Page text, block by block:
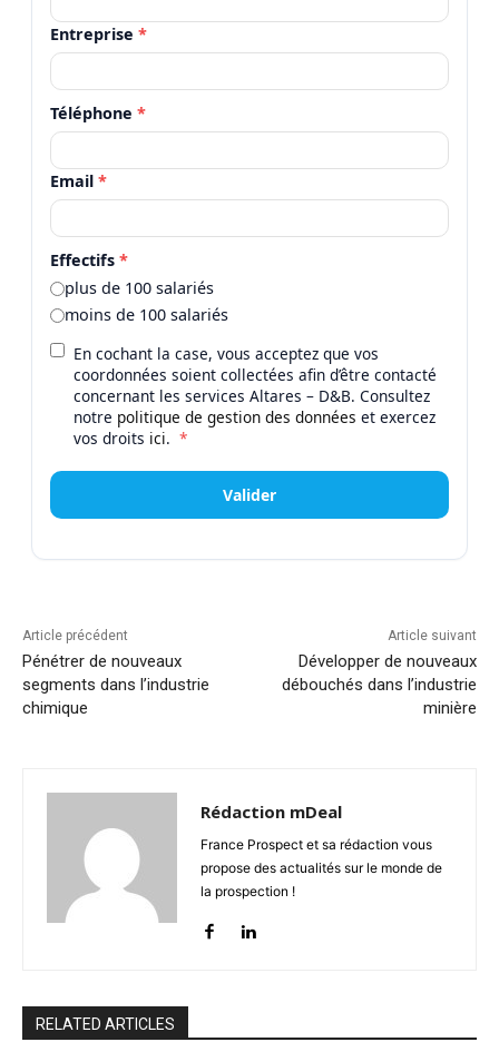
Entreprise *
Téléphone *
Email *
Effectifs *
plus de 100 salariés
moins de 100 salariés
En cochant la case, vous acceptez que vos
coordonnées soient collectées afin d’être contacté
concernant les services Altares – D&B. Consultez
notre politique de gestion des données et exercez
vos droits ici. *
Valider
Article précédent
Pénétrer de nouveaux
segments dans l’industrie
chimique
Article suivant
Développer de nouveaux
débouchés dans l’industrie
minière
Rédaction mDeal
France Prospect et sa rédaction vous
propose des actualités sur le monde de
la prospection !
RELATED ARTICLES